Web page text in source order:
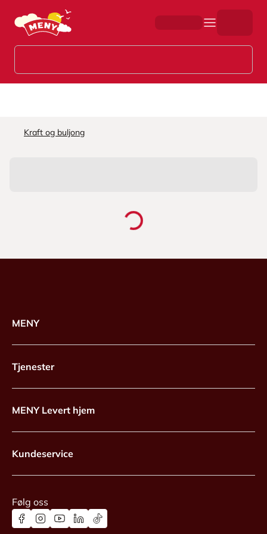
Hopp til hovedinnhold
Kraft og buljong
MENY
Tjenester
MENY Levert hjem
Kundeservice
Følg oss